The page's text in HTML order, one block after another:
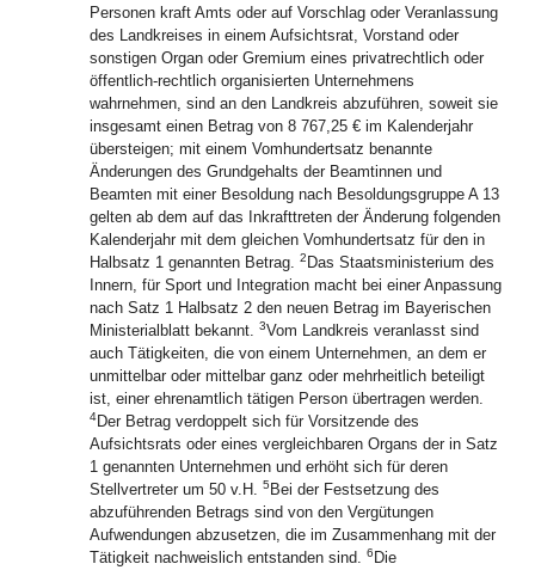
Personen kraft Amts oder auf Vorschlag oder Veranlassung
des Landkreises in einem Aufsichtsrat, Vorstand oder
sonstigen Organ oder Gremium eines privatrechtlich oder
öffentlich-rechtlich organisierten Unternehmens
wahrnehmen, sind an den Landkreis abzuführen, soweit sie
insgesamt einen Betrag von 8 767,25 € im Kalenderjahr
übersteigen; mit einem Vomhundertsatz benannte
Änderungen des Grundgehalts der Beamtinnen und
Beamten mit einer Besoldung nach Besoldungsgruppe A 13
gelten ab dem auf das Inkrafttreten der Änderung folgenden
Kalenderjahr mit dem gleichen Vomhundertsatz für den in
Halbsatz 1 genannten Betrag. 2 Das Staatsministerium des
Innern, für Sport und Integration macht bei einer Anpassung
nach Satz 1 Halbsatz 2 den neuen Betrag im Bayerischen
Ministerialblatt bekannt. 3Vom Landkreis veranlasst sind
auch Tätigkeiten, die von einem Unternehmen, an dem er
unmittelbar oder mittelbar ganz oder mehrheitlich beteiligt
ist, einer ehrenamtlich tätigen Person übertragen werden.
4Der Betrag verdoppelt sich für Vorsitzende des
Aufsichtsrats oder eines vergleichbaren Organs der in Satz
1 genannten Unternehmen und erhöht sich für deren
Stellvertreter um 50 v.H. 5 Bei der Festsetzung des
abzuführenden Betrags sind von den Vergütungen
Aufwendungen abzusetzen, die im Zusammenhang mit der
Tätigkeit nachweislich entstanden sind. 6 Die